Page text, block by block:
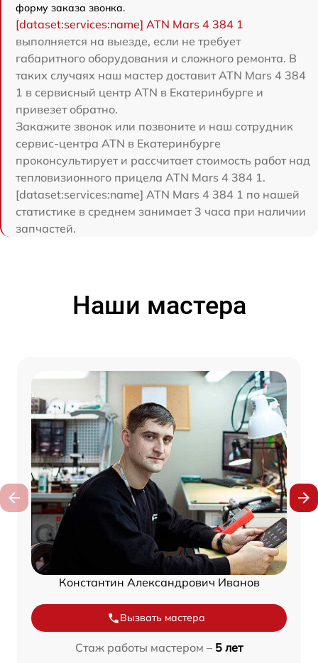
форму заказа звонка.
[dataset:services:name] ATN Mars 4 384 1
выполняется на выезде, если не требует
габаритного оборудования и сложного ремонта. В
таких случаях наш мастер доставит ATN Mars 4 384
1 в сервисный центр ATN в Екатеринбурге и
привезет обратно.
Закажите звонок или позвоните и наш сотрудник
сервис-центра ATN в Екатеринбурге
проконсультирует и рассчитает стоимость работ над
тепловизионного прицела ATN Mars 4 384 1.
[dataset:services:name] ATN Mars 4 384 1 по нашей
статистике в среднем занимает 3 часа при наличии
запчастей.
Наши мастера
Константин Александрович Иванов
Вызвать мастера
Стаж работы мастером – 5 лет